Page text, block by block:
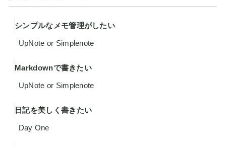
シンプルなメモ管理がしたい
UpNote or Simplenote
Markdownで書きたい
UpNote or Simplenote
日記を美しく書きたい
Day One